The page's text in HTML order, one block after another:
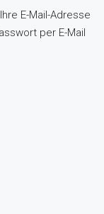
E-Mail-Adresse
per E-Mail